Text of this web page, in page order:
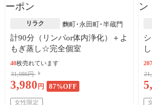
リラク 麴町･永田町･半蔵門
計90分（リンパor体内浄化）＋よ
もぎ蒸し☆完全個室
40枚売れています
31,086円
3,980 円 87%OFF
女性限定
207